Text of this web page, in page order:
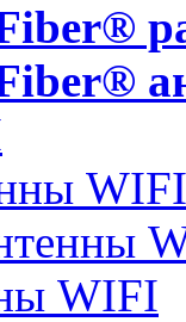
WIFI
WIFI